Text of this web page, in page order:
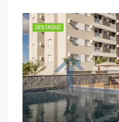
DESTAQUE